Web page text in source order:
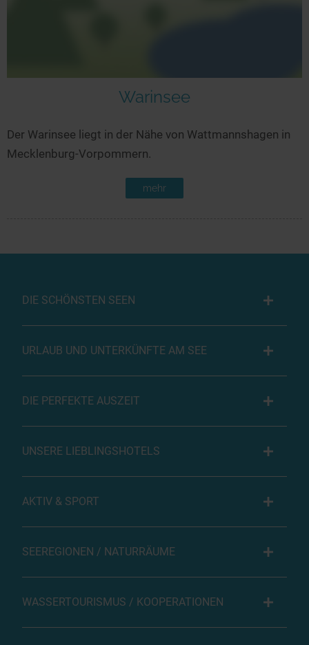
Warinsee
Der Warinsee liegt in der Nähe von Wattmannshagen in
Mecklenburg-Vorpommern.
mehr
DIE SCHÖNSTEN SEEN
URLAUB UND UNTERKÜNFTE AM SEE
DIE PERFEKTE AUSZEIT
UNSERE LIEBLINGSHOTELS
AKTIV & SPORT
SEEREGIONEN / NATURRÄUME
WASSERTOURISMUS / KOOPERATIONEN